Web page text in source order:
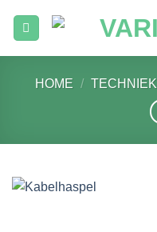
naar
HOME / TECHNIEK